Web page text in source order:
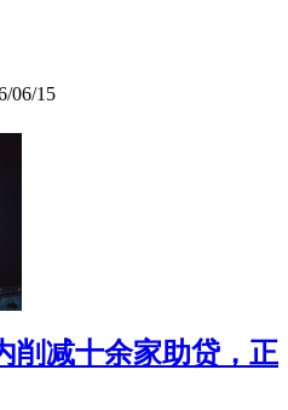
06/15
削减十余家助贷，正